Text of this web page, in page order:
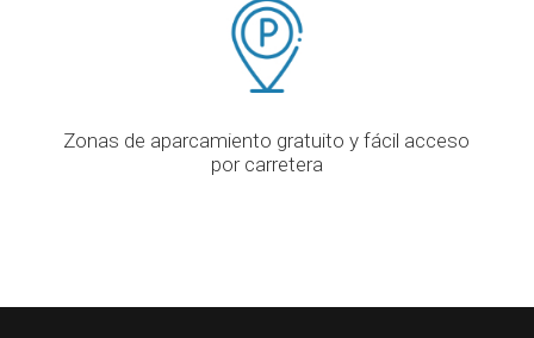
Zonas de aparcamiento gratuito y fácil acceso
por carretera